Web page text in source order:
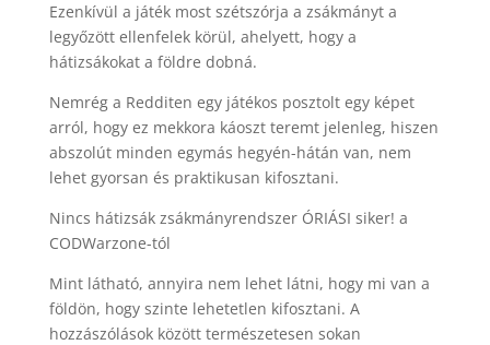
Ezenkívül a játék most szétszórja a zsákmányt a
legyőzött ellenfelek körül, ahelyett, hogy a
hátizsákokat a földre dobná.
Nemrég a Redditen egy játékos posztolt egy képet
arról, hogy ez mekkora káoszt teremt jelenleg, hiszen
abszolút minden egymás hegyén-hátán van, nem
lehet gyorsan és praktikusan kifosztani.
Nincs hátizsák zsákmányrendszer ÓRIÁSI siker! a
CODWarzone-tól
Mint látható, annyira nem lehet látni, hogy mi van a
földön, hogy szinte lehetetlen kifosztani. A
hozzászólások között természetesen sokan